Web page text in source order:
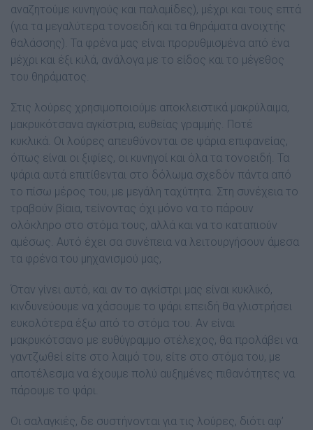
αναζητούµε κυνηγούς και παλαµίδες), µέχρι και τους επτά
(για τα µεγαλύτερα τονοειδή και τα θηράµατα ανοιχτής
θαλάσσης). Τα φρένα µας είναι προρυθµισµένα από ένα
µέχρι και έξι κιλά, ανάλογα µε το είδος και το µέγεθος
του θηράµατος.
Στις λούρες χρησιµοποιούµε αποκλειστικά µακρύλαιµα,
µακρυκότσανα αγκίστρια, ευθείας γραµµής. Ποτέ
κυκλικά. Οι λούρες απευθύνονται σε ψάρια επιφανείας,
όπως είναι οι ξιφίες, οι κυνηγοί και όλα τα τονοειδή. Τα
ψάρια αυτά επιτίθενται στο δόλωµα σχεδόν πάντα από
το πίσω µέρος του, µε µεγάλη ταχύτητα. Στη συνέχεια το
τραβούν βίαια, τείνοντας όχι µόνο να το πάρουν
ολόκληρο στο στόµα τους, αλλά και να το καταπιούν
αµέσως. Αυτό έχει σα συνέπεια να λειτουργήσουν άµεσα
τα φρένα του µηχανισµού µας,
Όταν γίνει αυτό, και αν το αγκίστρι µας είναι κυκλικό,
κινδυνεύουµε να χάσουµε το ψάρι επειδή θα γλιστρήσει
ευκολότερα έξω από το στόµα του. Αν είναι
µακρυκότσανο µε ευθύγραµµο στέλεχος, θα προλάβει να
γαντζωθεί είτε στο λαιµό του, είτε στο στόµα του, µε
αποτέλεσµα να έχουµε πολύ αυξηµένες πιθανότητες να
πάρουµε το ψάρι.
Οι σαλαγκιές, δε συστήνονται για τις λούρες, διότι αφ’